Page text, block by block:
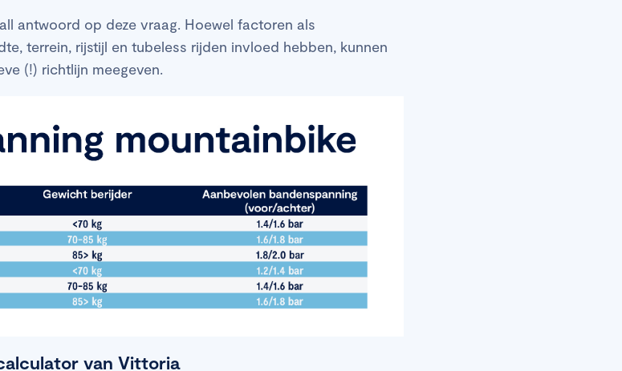
antwoord op deze vraag. Hoewel factoren als
terrein, rijstijl en tubeless rijden invloed hebben, kunnen
(!) richtlijn meegeven.
van Vittoria